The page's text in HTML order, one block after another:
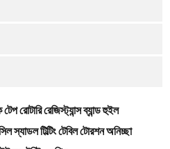
রোটারি রেজিস্ট্যান্স ব্যান্ড হুইল
স্যাডল টিল্টিং টেবিল টোরশন অনিচ্ছা